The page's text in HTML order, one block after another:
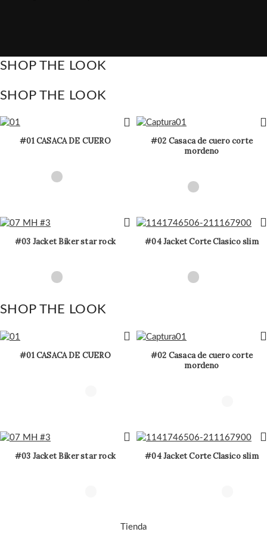
SHOP THE LOOK
SHOP THE LOOK
#01 CASACA DE CUERO
#02 Casaca de cuero corte
mordeno
#03 Jacket Biker star rock #04 Jacket Corte Clasico slim
SHOP THE LOOK
#01 CASACA DE CUERO
#02 Casaca de cuero corte
mordeno
#03 Jacket Biker star rock #04 Jacket Corte Clasico slim
Tienda